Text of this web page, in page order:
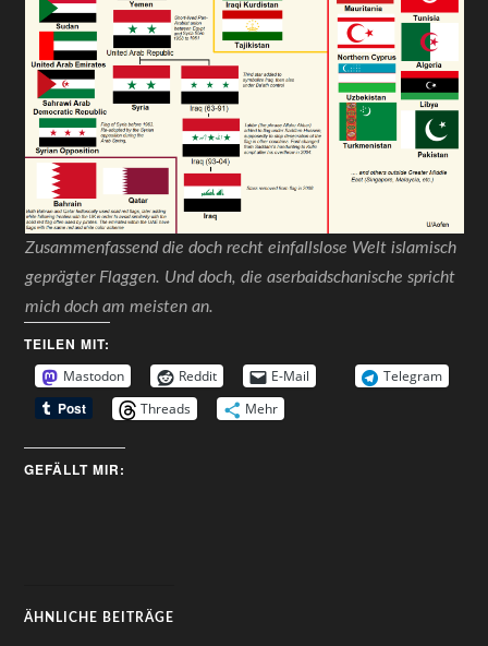
Zusammenfassend die doch recht einfallslose Welt islamisch
geprägter Flaggen. Und doch, die aserbaidschanische spricht
mich doch am meisten an.
TEILEN MIT:
Mastodon Reddit E-Mail
Telegram
Threads
Mehr
GEFÄLLT MIR:
ÄHNLICHE BEITRÄGE